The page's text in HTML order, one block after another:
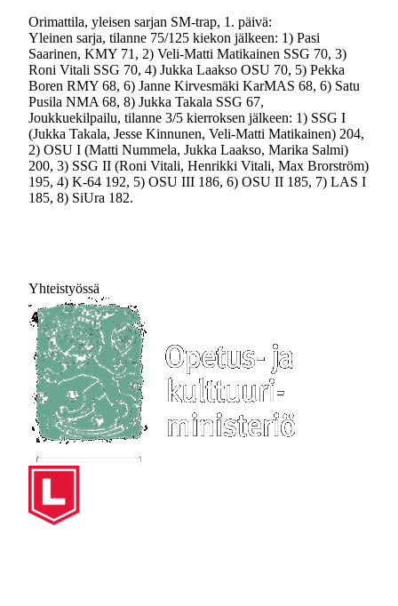
Orimattila, yleisen sarjan SM-trap, 1. päivä:
Yleinen sarja, tilanne 75/125 kiekon jälkeen: 1) Pasi
Saarinen, KMY 71, 2) Veli-Matti Matikainen SSG 70, 3)
Roni Vitali SSG 70, 4) Jukka Laakso OSU 70, 5) Pekka
Boren RMY 68, 6) Janne Kirvesmäki KarMAS 68, 6) Satu
Pusila NMA 68, 8) Jukka Takala SSG 67,
Joukkuekilpailu, tilanne 3/5 kierroksen jälkeen: 1) SSG I
(Jukka Takala, Jesse Kinnunen, Veli-Matti Matikainen) 204,
2) OSU I (Matti Nummela, Jukka Laakso, Marika Salmi)
200, 3) SSG II (Roni Vitali, Henrikki Vitali, Max Brorström)
195, 4) K-64 192, 5) OSU III 186, 6) OSU II 185, 7) LAS I
185, 8) SiUra 182.
Yhteistyössä